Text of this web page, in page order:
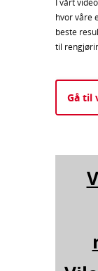
I vårt
hvor våre
beste
til
Gå til